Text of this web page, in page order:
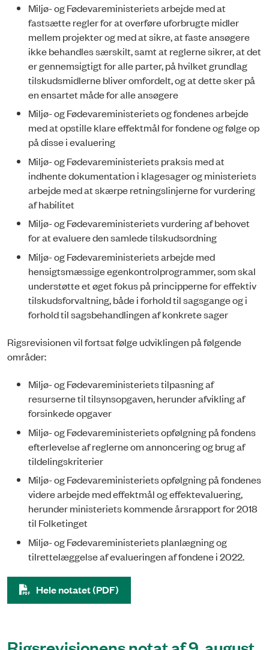
Miljø- og Fødevareministeriets arbejde med at
fastsætte regler for at overføre uforbrugte midler
mellem projekter og med at sikre, at faste ansøgere
ikke behandles særskilt, samt at reglerne sikrer, at det
er gennemsigtigt for alle parter, på hvilket grundlag
tilskudsmidlerne bliver omfordelt, og at dette sker på
en ensartet måde for alle ansøgere
Miljø- og Fødevareministeriets og fondenes arbejde
med at opstille klare effektmål for fondene og følge op
på disse i evaluering
Miljø- og Fødevareministeriets praksis med at
indhente dokumentation i klagesager og ministeriets
arbejde med at skærpe retningslinjerne for vurdering
af habilitet
Miljø- og Fødevareministeriets vurdering af behovet
for at evaluere den samlede tilskudsordning
Miljø- og Fødevareministeriets arbejde med
hensigtsmæssige egenkontrolprogrammer, som skal
understøtte et øget fokus på principperne for effektiv
tilskudsforvaltning, både i forhold til sagsgan­ge og i
forhold til sagsbehandlingen af konkrete sager
Rigsrevisionen vil fortsat følge udviklingen på følgende
områder:
Miljø- og Fødevareministeriets tilpasning af
resurserne til tilsynsopgaven, herunder afvikling af
forsinkede opgaver
Miljø- og Fødevareministeriets opfølgning på fondens
efterlevelse af reglerne om annoncering og brug af
tildelingskriterier
Miljø- og Fødevareministeriets opfølgning på fondenes
videre arbejde med effektmål og effektevaluering,
herunder ministeriets kommende årsrapport for 2018
til Folketinget
Miljø- og Fødevareministeriets planlægning og
tilrettelæggelse af evalueringen af fondene i 2022.
Hele notatet (PDF)